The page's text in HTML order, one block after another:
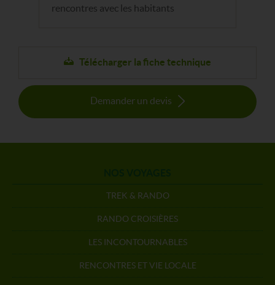
rencontres avec les habitants
Télécharger la fiche technique
Demander un devis
TREK & RANDO
RANDO CROISIÈRES
LES INCONTOURNABLES
RENCONTRES ET VIE LOCALE